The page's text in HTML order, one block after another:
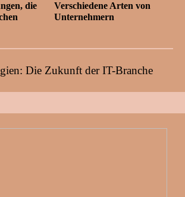
die
Verschiedene Arten von
Unternehmern
Die Zukunft der IT-Branche